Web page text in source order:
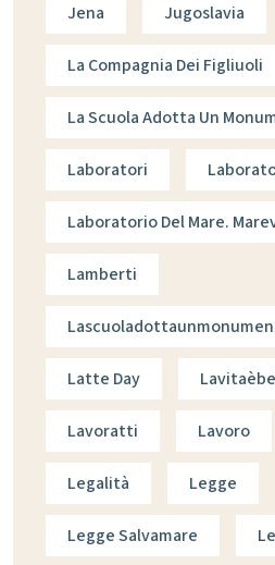
Jena Jugoslavia
La Compagnia Dei Figliuoli
La Scuola Adotta Un
Laboratori
Laboratorio Del Mare.
Lamberti
Latte Day
Lavoratti Lavoro
Legalità Legge
Legge Salvamare